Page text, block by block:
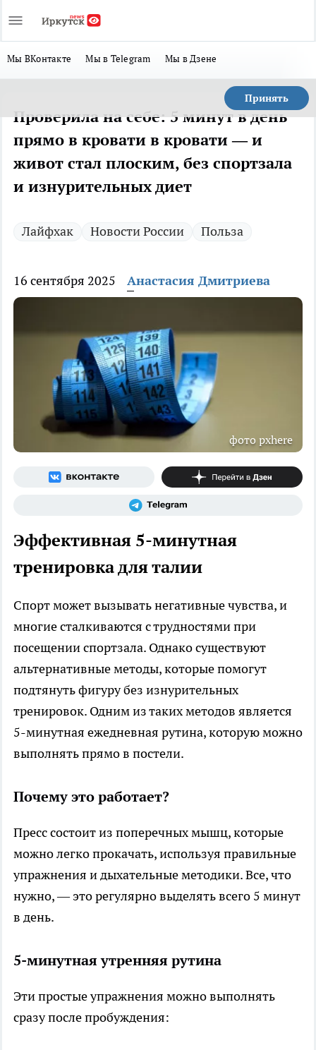
Мы ВКонтакте Мы в Telegram Мы в Дзене
Принять
Проверила на себе: 5 минут в день
прямо в кровати в кровати — и
живот стал плоским, без спортзала
и изнурительных диет
Лайфхак Новости России Польза
16 сентября 2025 Анастасия Дмитриева
фото pxhere
Эффективная 5-минутная
тренировка для талии
Спорт может вызывать негативные чувства, и
многие сталкиваются с трудностями при
посещении спортзала. Однако существуют
альтернативные методы, которые помогут
подтянуть фигуру без изнурительных
тренировок. Одним из таких методов является
5-минутная ежедневная рутина, которую можно
выполнять прямо в постели.
Почему это работает?
Пресс состоит из поперечных мышц, которые
можно легко прокачать, используя правильные
упражнения и дыхательные методики. Все, что
нужно, — это регулярно выделять всего 5 минут
в день.
5-минутная утренняя рутина
Эти простые упражнения можно выполнять
сразу после пробуждения: